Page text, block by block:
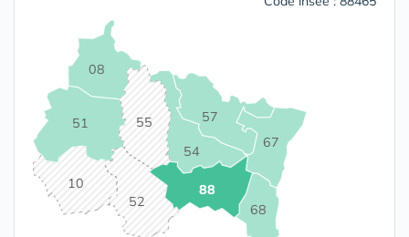
08
10
51
52
54
55 57
67
68
88